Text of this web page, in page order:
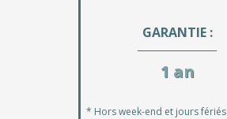
GARANTIE :
1 an
* Hors week-end et jours fériés